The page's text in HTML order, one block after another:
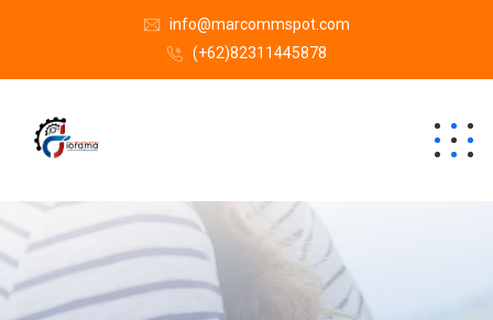
info@marcommspot.com
(+62)82311445878